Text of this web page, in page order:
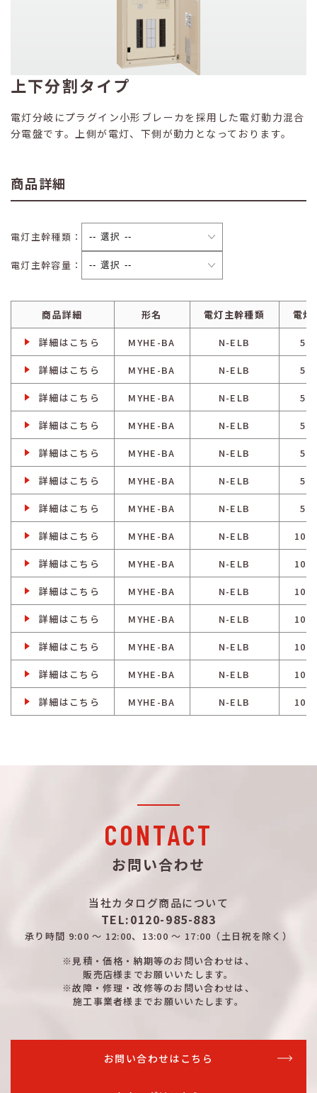
上下分割タイプ
電灯分岐にプラグイン小形ブレーカを採用した電灯動力混合
分電盤です。上側が電灯、下側が動力となっております。
商品詳細
電灯主幹種類：
電灯主幹容量：
商品詳細 形名 電灯主幹種類 電灯
詳細はこちら MYHE-BA N-ELB
詳細はこちら MYHE-BA N-ELB
詳細はこちら MYHE-BA N-ELB
詳細はこちら MYHE-BA N-ELB
詳細はこちら MYHE-BA N-ELB
詳細はこちら MYHE-BA N-ELB
詳細はこちら MYHE-BA N-ELB
詳細はこちら MYHE-BA N-ELB
詳細はこちら MYHE-BA N-ELB
詳細はこちら MYHE-BA N-ELB
詳細はこちら MYHE-BA N-ELB
詳細はこちら MYHE-BA N-ELB
詳細はこちら MYHE-BA N-ELB
詳細はこちら MYHE-BA N-ELB
CONTACT
お問い合わせ
当社カタログ商品について
TEL:0120-985-883
承り時間 9:00 ～ 12:00、13:00 ～ 17:00 （土日祝を除く）
※見積・価格・納期等のお問い合わせは、
販売店様までお願いいたします。
※故障・修理・改修等のお問い合わせは、
施工事業者様までお願いいたします。
お問い合わせはこちら